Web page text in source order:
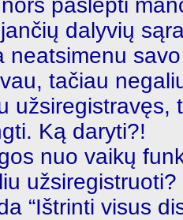
paslėpti
dalyvių
neatsimenu
tačiau
užsiregistravęs,
Ką daryti?!
nuo vaikų
užsiregistruoti?
“Ištrinti visus